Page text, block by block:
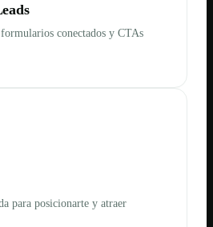
conectados y CTAs
para posicionarte y atraer